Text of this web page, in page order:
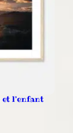
l’enfant